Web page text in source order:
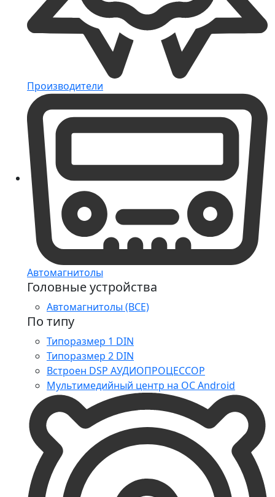
Производители
Автомагнитолы
Головные устройства
Автомагнитолы (ВСЕ)
По типу
Типоразмер 1 DIN
Типоразмер 2 DIN
Встроен DSP АУДИОПРОЦЕССОР
Мультимедийный центр на ОС Android